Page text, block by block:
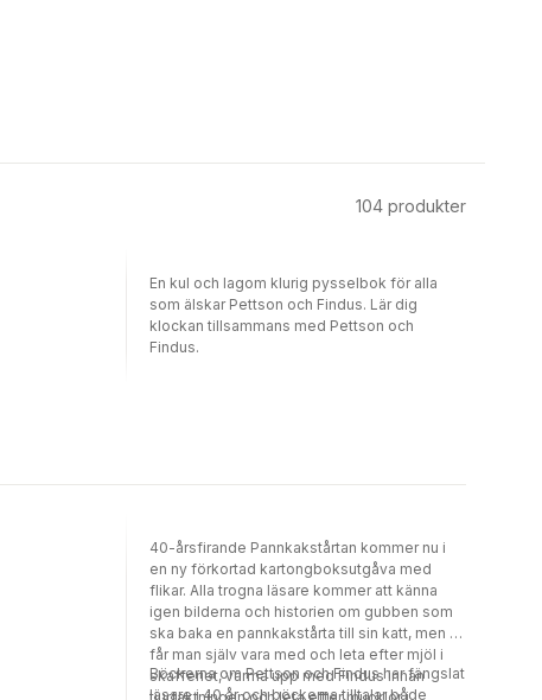
104 produkter
En kul och lagom klurig pysselbok för alla
som älskar Pettson och Findus. Lär dig
klockan tillsammans med Pettson och
Findus.
40-årsfirande Pannkakstårtan kommer nu i
en ny förkortad kartongboksutgåva med
flikar. Alla trogna läsare kommer att känna
igen bilderna och historien om gubben som
ska baka en pannkakstårta till sin katt, men nu
får man själv vara med och leta efter mjöl i
skafferiet, värma upp med Findus innan
Böckerna om Pettson och Findus har fängslat
läsare i 40 år och böckerna tilltalar både